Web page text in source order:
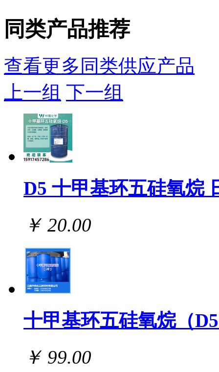
同类产品推荐
查看更多同类供应产品
上一组 下一组
D5 十甲基环五硅氧烷
￥ 20.00
十甲基环五硅氧烷（
￥ 99.00